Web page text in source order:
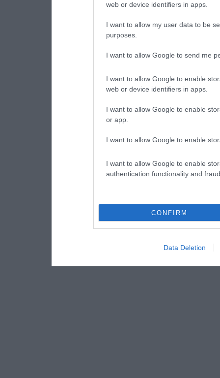
web or device identifiers in apps.
I want to allow my user data to be
purposes.
I want to allow Google to send me
I want to allow Google to enable
web or device identifiers in apps.
I want to allow Google to enable
or app.
I want to allow Google to enable
I want to allow Google to enable
authentication functionality and
CONFIRM
Data Deletion